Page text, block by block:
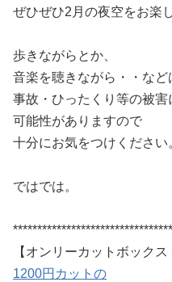
ぜひぜひ2月の夜空をお楽
歩きながらとか、
音楽を聴きながら・・など
事故・ひったくり等の被害
可能性がありますので
十分にお気をつけください
ではでは。
【オンリーカットボックス
1200円カットの